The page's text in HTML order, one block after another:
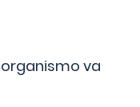
va